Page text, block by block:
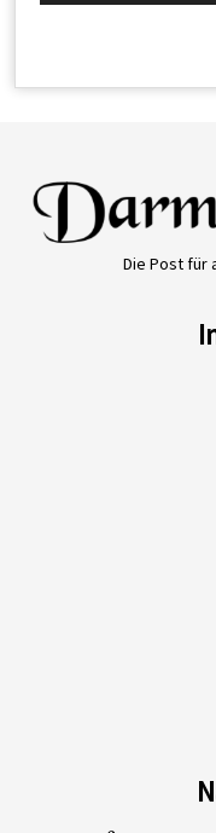
Die Post für